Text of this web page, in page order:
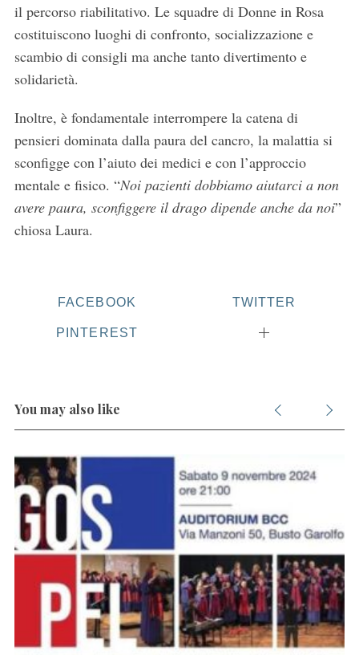
il percorso riabilitativo. Le squadre di Donne in Rosa
costituiscono luoghi di confronto, socializzazione e
scambio di consigli ma anche tanto divertimento e
solidarietà.
Inoltre, è fondamentale interrompere la catena di
pensieri dominata dalla paura del cancro, la malattia si
sconfigge con l’aiuto dei medici e con l’approccio
mentale e fisico. “Noi pazienti dobbiamo aiutarci a non
avere paura, sconfiggere il drago dipende anche da noi”
chiosa Laura.
FACEBOOK TWITTER
PINTEREST
You may also like